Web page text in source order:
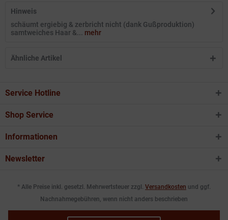
Hinweis
schäumt ergiebig & zerbricht nicht (dank Gußproduktion)
samtweiches Haar &... mehr
Ähnliche Artikel
Service Hotline
Shop Service
Informationen
Newsletter
* Alle Preise inkl. gesetzl. Mehrwertsteuer zzgl. Versandkosten und ggf.
Nachnahmegebühren, wenn nicht anders beschrieben